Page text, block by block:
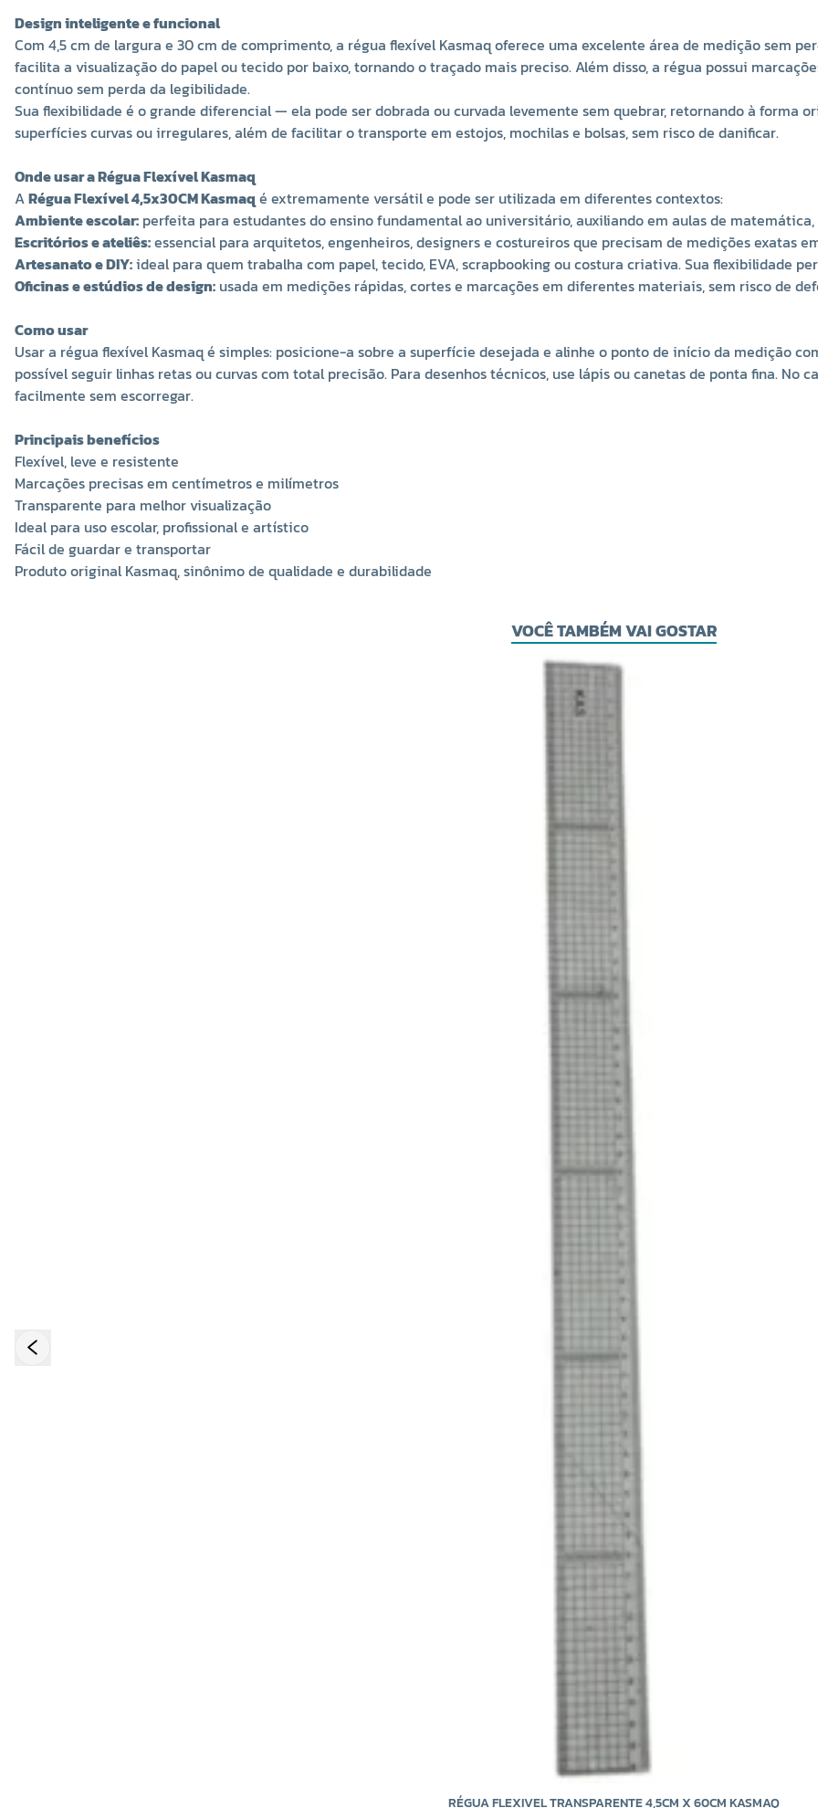
Design inteligente e funcional
Com 4,5 cm de largura e 30 cm de comprimento, a régua flexível Kasmaq oferece uma excelente área de medição sem
facilita a visualização do papel ou tecido por baixo, tornando o traçado mais preciso. Além disso, a régua possui
contínuo sem perda da legibilidade.
Sua flexibilidade é o grande diferencial — ela pode ser dobrada ou curvada levemente sem quebrar, retornando à forma
superfícies curvas ou irregulares, além de facilitar o transporte em estojos, mochilas e bolsas, sem risco de danificar.
Onde usar a Régua Flexível Kasmaq
ARégua Flexível 4,5x30CM Kasmaq é extremamente versátil e pode ser utilizada em diferentes contextos:
Ambiente escolar: perfeita para estudantes do ensino fundamental ao universitário, auxiliando em aulas de
Escritórios e ateliês:essencial para arquitetos, engenheiros, designers e costureiros que precisam de medições exatas
Artesanato e DIY:ideal para quem trabalha com papel, tecido, EVA, scrapbooking ou costura criativa. Sua flexibilidade
Oficinas e estúdios de design: usada em medições rápidas, cortes e marcações em diferentes materiais, sem risco de
Como usar
Usar a régua flexível Kasmaq é simples: posicione-a sobre a superfície desejada e alinhe o ponto de início da medição
possível seguir linhas retas ou curvas com total precisão. Para desenhos técnicos, use lápis ou canetas de ponta fina. No
facilmente sem escorregar.
Principais benefícios
Flexível, leve e resistente
Marcações precisas em centímetros e milímetros
Transparente para melhor visualização
Ideal para uso escolar, profissional e artístico
Fácil de guardar e transportar
Produto original Kasmaq, sinônimo de qualidade e durabilidade
VOCÊ TAMBÉM VAI GOSTAR
RÉGUA FLEXIVEL TRANSPARENTE 4,5CM X 60CM KASMAQ